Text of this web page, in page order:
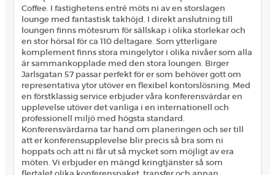
Coffee. I fastighetens entré möts ni av en storslagen
lounge med fantastisk takhöjd. I direkt anslutning till
loungen finns mötesrum för sällskap i olika storlekar och
en stor hörsal för ca 110 deltagare. Som ytterligare
komplement finns stora mingelytor i olika nivåer som alla
är sammankopplade med den stora loungen. Birger
Jarlsgatan 57 passar perfekt för er som behöver gott om
representativa ytor utöver en flexibel kontorslösning. Med
en förstklassig service erbjuder våra konferensvärdar en
upplevelse utöver det vanliga i en internationell och
professionell miljö med högsta standard.
Konferensvärdarna tar hand om planeringen och ser till
att er konferensupplevelse blir precis så bra som ni
hoppats och att ni får ut så mycket som möjligt av era
möten. Vi erbjuder en mängd kringtjänster så som